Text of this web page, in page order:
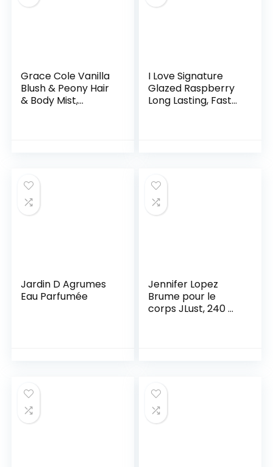
Grace Cole Vanilla
Blush & Peony Hair
& Body Mist,
I Love Signature
Glazed Raspberry
Long Lasting, Fast
Jardin D Agrumes
Eau Parfumée
Jennifer Lopez
Brume pour le
corps JLust, 240 ml,